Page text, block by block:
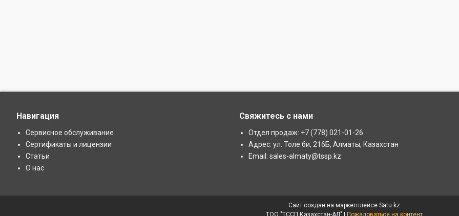
Навигация
Сервисное обслуживание
Сертификаты и лицензии
Статьи
О нас
Свяжитесь с нами
Отдел продаж: +7 (778) 021-01-26
Адрес: ул. Толе би, 216Б, Алматы, Казахстан
Email: sales-almaty@tssp.kz
Сайт создан на маркетплейсе Satu.kz
ТОО "ТССП Казахстан-АЛ" | Пожаловаться на контент